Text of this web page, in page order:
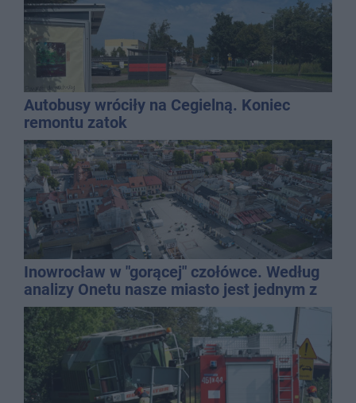
Autobusy wróciły na Cegielną. Koniec
remontu zatok
Inowrocław w "gorącej" czołówce. Według
analizy Onetu nasze miasto jest jednym z
najbardziej narażonych na upały